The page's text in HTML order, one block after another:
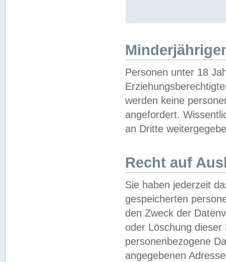
Personen unter 18
werden keine
angefordert.
an Dritte
Recht auf
Sie haben jederzeit
gespeicherten
den Zweck der
oder Löschung
personenbezogene
angegebenen